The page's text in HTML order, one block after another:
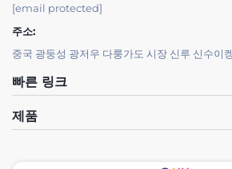
[email protected]
주소:
중국 광둥성 광저우 다룽가도 시장 신루 신수이
빠른 링크
제품